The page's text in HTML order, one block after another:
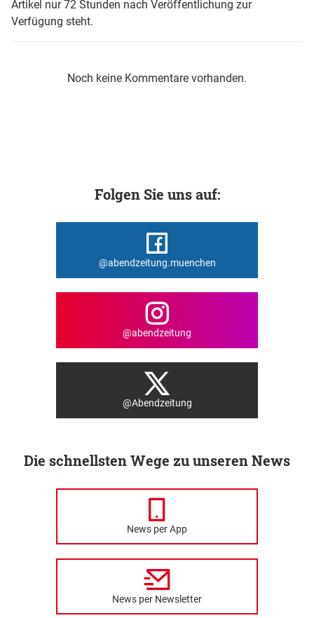
Artikel nur 72 Stunden nach Veröffentlichung zur
Verfügung steht.
Noch keine Kommentare vorhanden.
Folgen Sie uns auf:
@abendzeitung.muenchen
@abendzeitung
@Abendzeitung
Die schnellsten Wege zu unseren News
News per App
News per Newsletter